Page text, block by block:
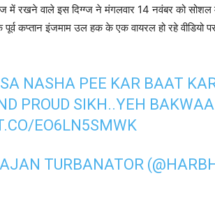
में रखने वाले इस दिग्ग्ज ने मंगलवार 14 नवंबर को सोशल
पूर्व कप्तान इंजमाम उल हक के एक वायरल हो रहे
NASHA PEE KAR BAAT
PROUD SIKH..YEH
EO6LN5SMWK
TURBANATOR